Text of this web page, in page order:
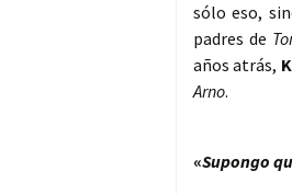
sólo eso,
padres de
años atrás,
Arno.
«Supongo